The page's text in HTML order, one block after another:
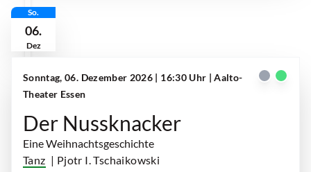
So.
06.
Dez
Sonntag, 06. Dezember 2026 | 16:30 Uhr | Aalto-
Theater Essen
Der Nussknacker
Eine Weihnachtsgeschichte
Tanz | Pjotr I. Tschaikowski